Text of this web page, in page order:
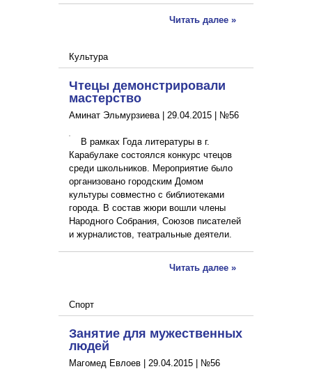
Читать далее »
Культура
Чтецы демонстрировали
мастерство
Аминат Эльмурзиева | 29.04.2015 №56
В рамках Года литературы в г.
Карабулаке состоялся конкурс чтецов
среди школьников. Мероприятие было
организовано городским Домом
культуры совместно с библиотеками
города. В состав жюри вошли члены
Народного Собрания, Союзов писателей
и журналистов, театральные деятели.
Читать далее »
Спорт
Занятие для мужественных
людей
Магомед Евлоев | 29.04.2015 №56